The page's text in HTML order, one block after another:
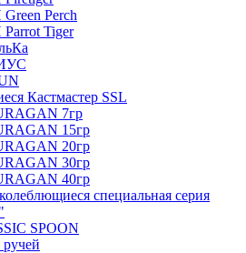
Perch
Tiger
Кастмастер SSL
7гр
15гр
20гр
30гр
40гр
специальная серия
SPOON